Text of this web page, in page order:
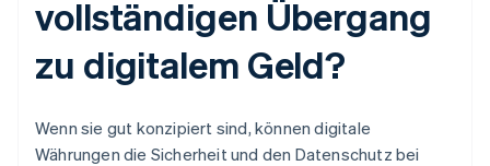
vollständigen Übergang
zu digitalem Geld?
Wenn sie gut konzipiert sind, können digitale
Währungen die Sicherheit und den Datenschutz bei